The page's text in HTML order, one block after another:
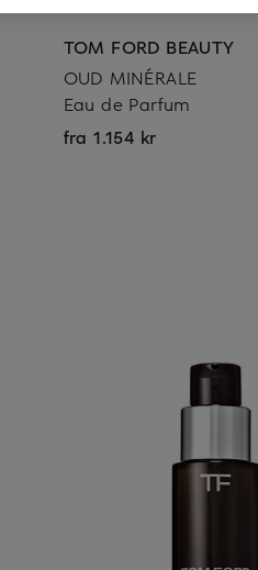
TOM FORD BEAUTY
OUD MINÉRALE
Eau de Parfum
fra 1.154 kr